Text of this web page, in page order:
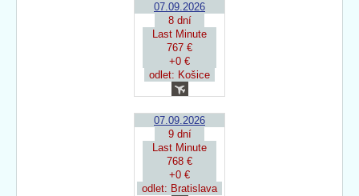
07.09.2026
8 dní
Last Minute
767 €
+0 €
odlet: Košice
07.09.2026
9 dní
Last Minute
768 €
+0 €
odlet: Bratislava